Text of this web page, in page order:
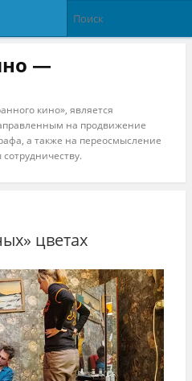
—
кино», является
на продвижение
а также на переосмысление
цветах